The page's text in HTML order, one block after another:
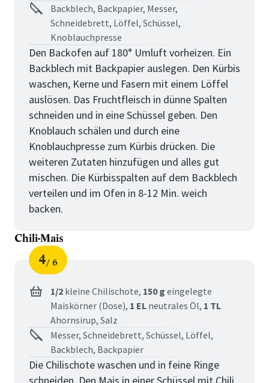
Backblech, Backpapier, Messer,
Schneidebrett, Löffel, Schüssel,
Knoblauchpresse
Den Backofen auf 180° Umluft vorheizen. Ein
Backblech mit Backpapier auslegen. Den Kürbis
waschen, Kerne und Fasern mit einem Löffel
auslösen. Das Fruchtfleisch in dünne Spalten
schneiden und in eine Schüssel geben. Den
Knoblauch schälen und durch eine
Knoblauchpresse zum Kürbis drücken. Die
weiteren Zutaten hinzufügen und alles gut
mischen. Die Kürbisspalten auf dem Backblech
verteilen und im Ofen in 8-12 Min. weich
backen.
Chili-Mais
Schritt
4
von
6
für
Chili-
Mais
1/2 kleine Chilischote, 150 g eingelegte
Maiskörner (Dose), 1 EL neutrales Öl, 1 TL
Ahornsirup, Salz
Messer, Schneidebrett, Schüssel, Löffel,
Backblech, Backpapier
Die Chilischote waschen und in feine Ringe